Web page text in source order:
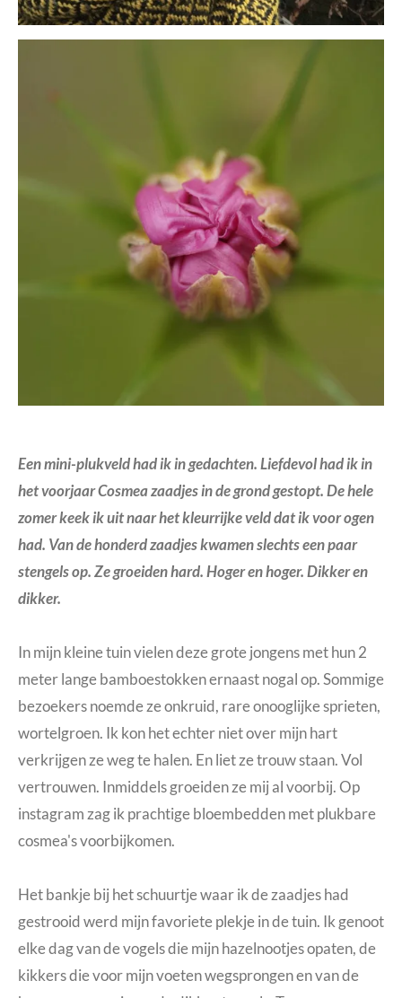
Een mini-plukveld had ik in gedachten. Liefdevol had ik in
het voorjaar Cosmea zaadjes in de grond gestopt. De hele
zomer keek ik uit naar het kleurrijke veld dat ik voor ogen
had. Van de honderd zaadjes kwamen slechts een paar
stengels op. Ze groeiden hard. Hoger en hoger. Dikker en
dikker.
In mijn kleine tuin vielen deze grote jongens met hun 2
meter lange bamboestokken ernaast nogal op. Sommige
bezoekers noemde ze onkruid, rare onooglijke sprieten,
wortelgroen. Ik kon het echter niet over mijn hart
verkrijgen ze weg te halen. En liet ze trouw staan. Vol
vertrouwen. Inmiddels groeiden ze mij al voorbij. Op
instagram zag ik prachtige bloembedden met plukbare
cosmea's voorbijkomen.
Het bankje bij het schuurtje waar ik de zaadjes had
gestrooid werd mijn favoriete plekje in de tuin. Ik genoot
elke dag van de vogels die mijn hazelnootjes opaten, de
kikkers die voor mijn voeten wegsprongen en van de